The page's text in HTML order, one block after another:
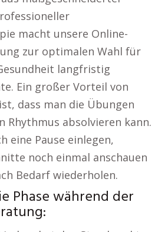
macht unsere Online-
zur optimalen Wahl für
langfristig
Ein großer Vorteil von
dass man die Übungen
Rhythmus absolvieren kann.
eine Pause einlegen,
noch einmal anschauen
Bedarf wiederholen.
Phase während der